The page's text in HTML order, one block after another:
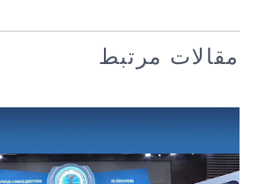
مقالات مرتبط